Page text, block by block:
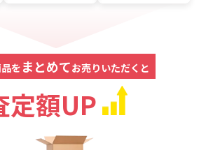
を まとめてお売りいただくと
定額UP